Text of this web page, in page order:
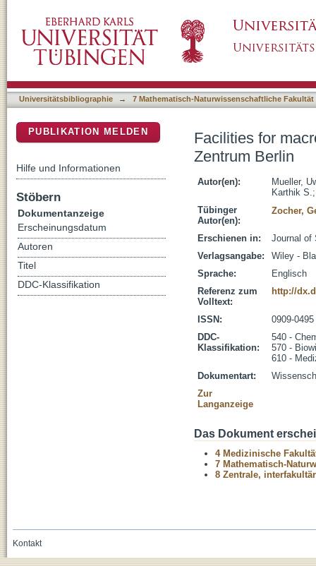
Universitätsbibliographie → 7 Mathematisch-Naturwissenschaftliche Fakultät
Facilities for
Zentrum Berlin
Autor(en):
Mueller,
Karthik S.
Tübinger
Autor(en):
Zocher,
Erschienen in:
Journal of
Verlagsangabe:
Wiley -
Sprache:
Englisch
Referenz zum
Volltext:
http://
ISSN:
0909-0495
DDC-
Klassifikation:
540 -
570 -
610 -
Dokumentart:
Zur
Langanzeige
Das Dokument
4 Medizinische
7 Mathematisch-
8 Zentrale,
PUBLIKATION MELDEN
Hilfe und Informationen
Stöbern
Dokumentanzeige
Erscheinungsdatum
Autoren
Titel
DDC-Klassifikation
Kontakt